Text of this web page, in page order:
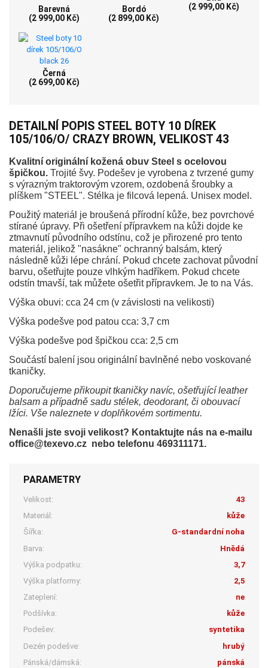
Barevná
(2 999,00 Kč)
Bordó
(2 899,00 Kč)
(2 999,00 Kč)
Černá
(2 699,00 Kč)
DETAILNÍ POPIS STEEL BOTY 10 DÍREK
105/106/O/ CRAZY BROWN, VELIKOST 43
Kvalitní originální kožená obuv Steel s ocelovou
špičkou. Trojité švy. Podešev je vyrobena z tvrzené gumy
s výrazným traktorovým vzorem, ozdobená šroubky a
plíškem "STEEL". Stélka je filcová lepená. Unisex model.
Použitý materiál je broušená přírodní kůže, bez povrchové
stírané úpravy. Při ošetření přípravkem na kůži dojde ke
ztmavnutí původního odstínu, což je přirozené pro tento
materiál, jelikož "nasákne" ochranný balsám, který
následně kůži lépe chrání. Pokud chcete zachovat původní
barvu, ošetřujte pouze vlhkým hadříkem. Pokud chcete
odstín tmavší, tak můžete ošetřit přípravkem. Je to na Vás.
Výška obuvi: cca 24 cm (v závislosti na velikosti)
Výška podešve pod patou cca: 3,7 cm
Výška podešve pod špičkou cca: 2,5 cm
Součástí balení jsou originální bavlněné nebo voskované
tkaničky.
Doporučujeme přikoupit tkaničky navíc, ošetřující leather
balsam a případně sadu stélek, deodorant, či obouvací
lžíci. Vše naleznete v doplňkovém sortimentu.
Nenašli jste svoji velikost? Kontaktujte nás na e-mailu
office@texevo.cz nebo telefonu 469311171.
PARAMETRY
Velikost:
43
Materiál:
kůže
Šířka:
G-standardní noha
Barva:
Hnědá
Výška podpatku:
3,7
Výška platformy:
2,5
Zateplení:
ne
Podšívka:
kůže
Podešev:
syntetika
Dezén podešve:
hrubý
Pánská/dámská:
pánská